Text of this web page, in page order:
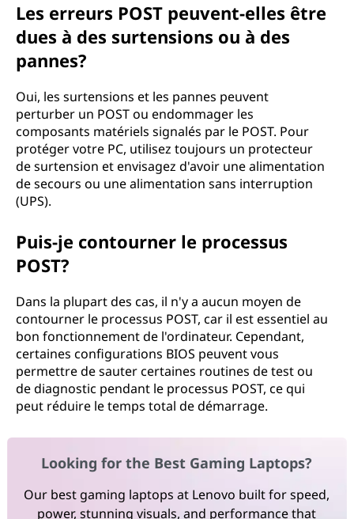
Les erreurs POST peuvent-elles être
dues à des surtensions ou à des
pannes?
Oui, les surtensions et les pannes peuvent
perturber un POST ou endommager les
composants matériels signalés par le POST. Pour
protéger votre PC, utilisez toujours un protecteur
de surtension et envisagez d'avoir une alimentation
de secours ou une alimentation sans interruption
(UPS).
Puis-je contourner le processus
POST?
Dans la plupart des cas, il n'y a aucun moyen de
contourner le processus POST, car il est essentiel au
bon fonctionnement de l'ordinateur. Cependant,
certaines configurations BIOS peuvent vous
permettre de sauter certaines routines de test ou
de diagnostic pendant le processus POST, ce qui
peut réduire le temps total de démarrage.
Looking for the Best Gaming Laptops?
Our best gaming laptops at Lenovo built for speed,
power, stunning visuals, and performance that